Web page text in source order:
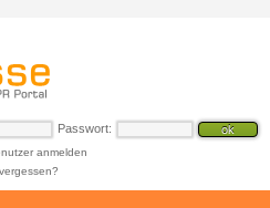
Passwort:
anmelden